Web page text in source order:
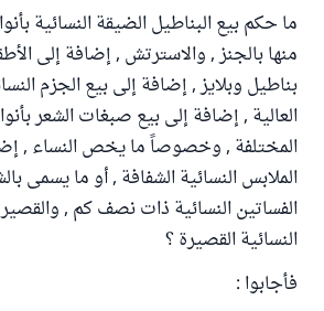
ما حكم بيع البناطيل الضيقة النسائية
منها بالجنز , والاسترتش , إضافة إلى
بناطيل وبلايز , إضافة إلى بيع الجزم
العالية , إضافة إلى بيع صبغات الشعر
المختلفة , وخصوصاً ما يخص النساء ,
الملابس النسائية الشفافة , أو ما يسمى
الفساتين النسائية ذات نصف كم , والقصير
النسائية القصيرة ؟
فأجابوا :